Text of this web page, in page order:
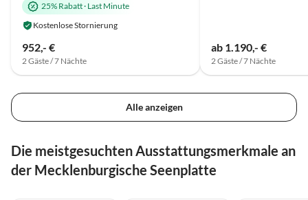
25% Rabatt· Last Minute
Kostenlose Stornierung
952,- €
2 Gäste / 7 Nächte
ab 1.190,- €
2 Gäste / 7 Nächte
Alle anzeigen
Die meistgesuchten Ausstattungsmerkmale an
der Mecklenburgische Seenplatte